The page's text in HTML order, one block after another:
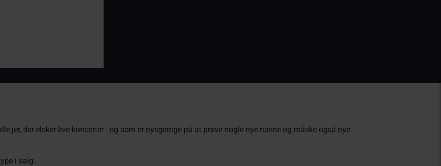
jer, der elsker live-koncerter - og som er nysgerrige på at prøve nogle nye navne og måske også nye
i salg.